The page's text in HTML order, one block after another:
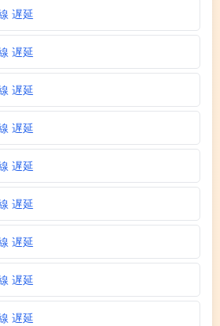
遅延
遅延
遅延
遅延
遅延
遅延
遅延
遅延
遅延